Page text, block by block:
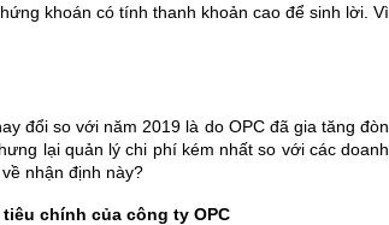
khoán có tính thanh khoản cao để sinh lời. Vì
đổi so với năm 2019 là do OPC đã gia tăng đòn
lại quản lý chi phí kém nhất so với các doanh
nhận định này?
chính của công ty OPC